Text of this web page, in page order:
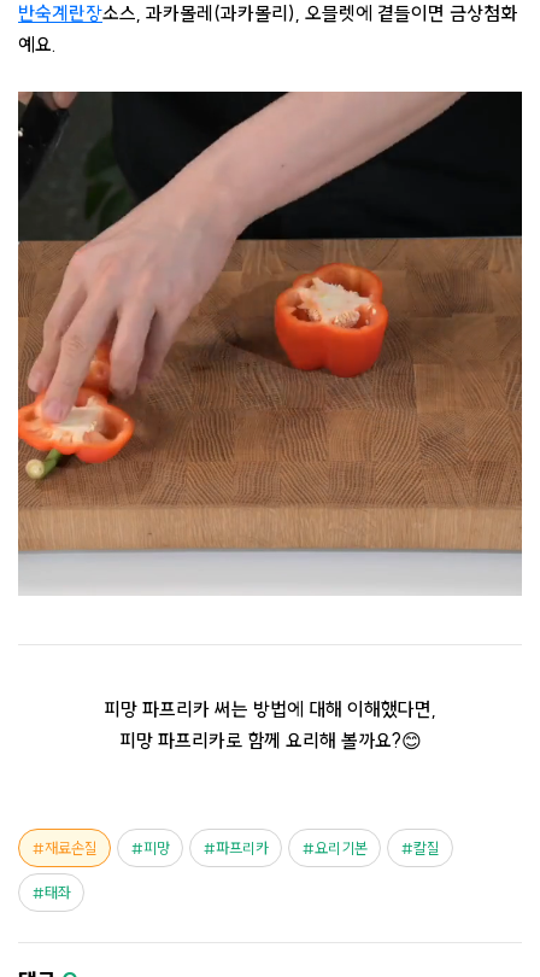
반숙계란장소스, 과카몰레(과카몰리), 오믈렛에 곁들이면 금상첨화
예요.
피망 파프리카 써는 방법에 대해 이해했다면,
피망 파프리카로 함께 요리해 볼까요?😊
재료손질 피망 파프리카 요리기본 칼질
태좌